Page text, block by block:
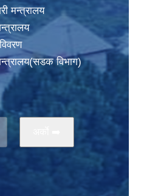
मन्त्रालय
विभाग)